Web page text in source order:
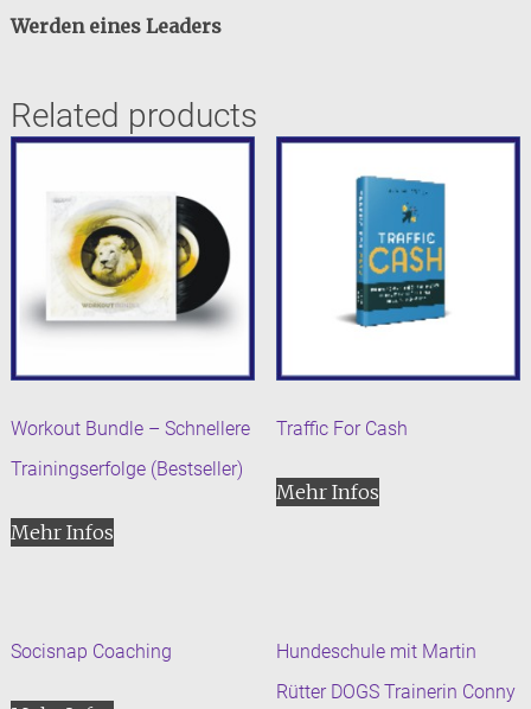
Werden eines Leaders
Related products
Workout Bundle – Schnellere
Trainingserfolge (Bestseller)
Mehr Infos
Traffic For Cash
Mehr Infos
Socisnap Coaching
Hundeschule mit Martin
Rütter DOGS Trainerin Conny